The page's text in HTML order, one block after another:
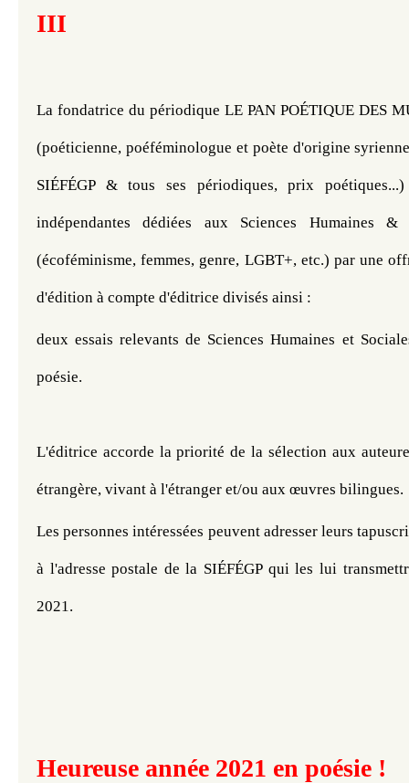
III
La fondatrice du périodique LE PAN POÉTIQUE DES
(poéticienne, poéféminologue et poète d'origine
SIÉFÉGP & tous ses périodiques, prix
indépendantes dédiées aux Sciences Humaines &
(écoféminisme, femmes, genre, LGBT+, etc.) par une
d'édition à compte d'éditrice divisés ainsi :
deux essais relevants de Sciences Humaines et
poésie.
L'éditrice accorde la priorité de la sélection aux
étrangère, vivant à l'étranger et/ou aux œuvres bilingues.
Les personnes intéressées peuvent adresser leurs
à l'adresse postale de la SIÉFÉGP qui les lui
2021.
Heureuse année 2021 en poésie !